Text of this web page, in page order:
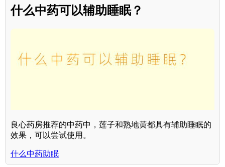
什么中药可以辅助睡眠？
良心药房推荐的中药中，莲子和熟地黄都具有辅助睡眠的
效果，可以尝试使用。
什么中药助眠